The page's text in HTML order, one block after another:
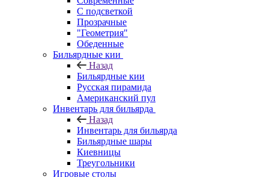
С подсветкой
Прозрачные
"Геометрия"
Обеденные
Бильярдные кии
Назад
Бильярдные кии
Русская пирамида
Американский пул
Инвентарь для бильярда
Назад
Инвентарь для бильярда
Бильярдные шары
Киевницы
Треугольники
Игровые столы